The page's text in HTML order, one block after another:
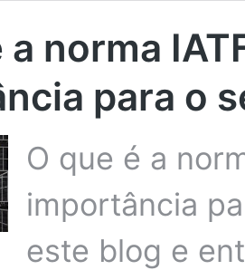
a norma
para o
O que é a
importância
este blog e